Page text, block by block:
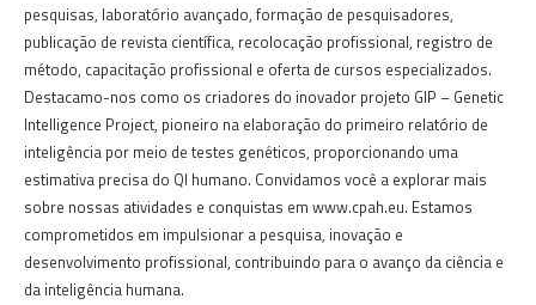
pesquisas, laboratório avançado, formação de pesquisadores,
publicação de revista científica, recolocação profissional, registro de
método, capacitação profissional e oferta de cursos especializados.
Destacamo-nos como os criadores do inovador projeto GIP – Genetic
Intelligence Project, pioneiro na elaboração do primeiro relatório de
inteligência por meio de testes genéticos, proporcionando uma
estimativa precisa do QI humano. Convidamos você a explorar mais
sobre nossas atividades e conquistas em www.cpah.eu. Estamos
comprometidos em impulsionar a pesquisa, inovação e
desenvolvimento profissional, contribuindo para o avanço da ciência e
da inteligência humana.